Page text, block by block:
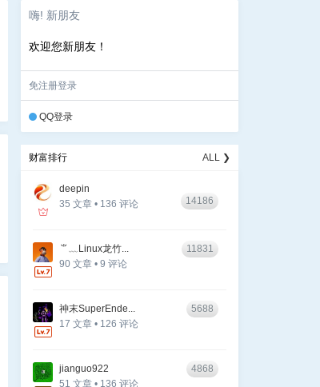
嗨! 新朋友
欢迎您新朋友！
免注册登录
QQ登录
财富排行 ALL ❯
deepin
35 文章 • 136 评论
14186
⺌﹏Linux龙竹...
90 文章 • 9 评论
11831
神末SuperEnde...
17 文章 • 126 评论
5688
jianguo922
51 文章 • 136 评论
4868